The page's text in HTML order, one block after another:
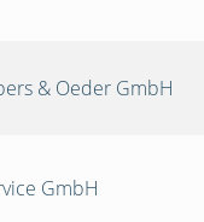
& Oeder GmbH
GmbH